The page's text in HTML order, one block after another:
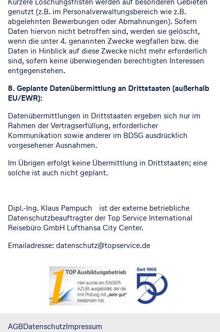
genutzt (z.B. im Personalverwaltungsbereich wie z.B.
abgelehnten Bewerbungen oder Abmahnungen). Sofern
Daten hiervon nicht betroffen sind, werden sie gelöscht,
wenn die unter 4. genannten Zwecke wegfallen bzw. die
Daten in Hinblick auf diese Zwecke nicht mehr erforderlich
sind, sofern keine überwiegenden berechtigten Interessen
entgegenstehen.
8. Geplante Datenübermittlung an Drittstaaten (außerhalb
EU/EWR):
Datenübermittlungen in Drittstaaten ergeben sich nur im
Rahmen der Vertragserfüllung, erforderlicher
Kommunikation sowie anderer im BDSG ausdrücklich
vorgesehener Ausnahmen.
Im Übrigen erfolgt keine Übermittlung in Drittstaaten; eine
solche ist auch nicht geplant.
Dipl.-Ing. Klaus Pampuch ist der externe betriebliche
Datenschutzbeauftragter der Top Service International
Reisebüro GmbH Lufthansa City Center.
Emailadresse: datenschutz@topservice.de
AGBDatenschutzImpressum